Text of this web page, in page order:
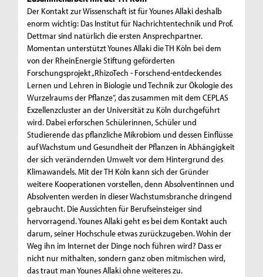
Der Kontakt zur Wissenschaft ist für Younes Allaki deshalb
enorm wichtig: Das Institut für Nachrichtentechnik und Prof.
Dettmar sind natürlich die ersten Ansprechpartner.
Momentan unterstützt Younes Allaki die TH Köln bei dem
von der RheinEnergie Stiftung geförderten
Forschungsprojekt „RhizoTech - Forschend-entdeckendes
Lernen und Lehren in Biologie und Technik zur Ökologie des
Wurzelraums der Pflanze“, das zusammen mit dem CEPLAS
Exzellenzcluster an der Universität zu Köln durchgeführt
wird. Dabei erforschen Schülerinnen, Schüler und
Studierende das pflanzliche Mikrobiom und dessen Einflüsse
auf Wachstum und Gesundheit der Pflanzen in Abhängigkeit
der sich verändernden Umwelt vor dem Hintergrund des
Klimawandels. Mit der TH Köln kann sich der Gründer
weitere Kooperationen vorstellen, denn Absolventinnen und
Absolventen werden in dieser Wachstumsbranche dringend
gebraucht. Die Aussichten für Berufseinsteiger sind
hervorragend. Younes Allaki geht es bei dem Kontakt auch
darum, seiner Hochschule etwas zurückzugeben. Wohin der
Weg ihn im Internet der Dinge noch führen wird? Dass er
nicht nur mithalten, sondern ganz oben mitmischen wird,
das traut man Younes Allaki ohne weiteres zu.